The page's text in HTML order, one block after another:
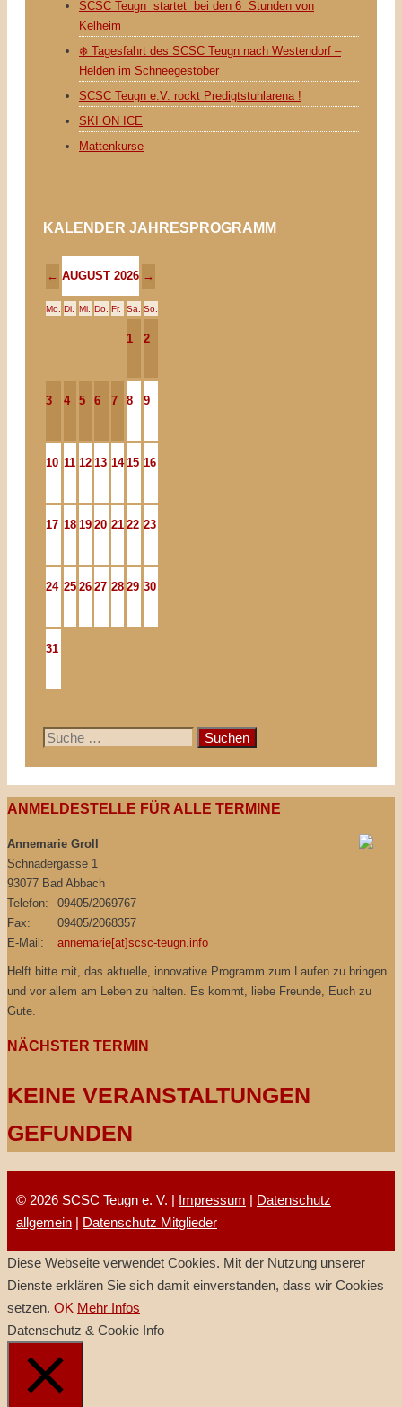
SCSC Teugn startet bei den 6 Stunden von
Kelheim
❄️ Tagesfahrt des SCSC Teugn nach Westendorf –
Helden im Schneegestöber
SCSC Teugn e.V. rockt Predigtstuhlarena !
SKI ON ICE
Mattenkurse
KALENDER JAHRESPROGRAMM
← AUGUST 2026 →
Mo. Di. Mi. Do. Fr. Sa. So.
1 2
3 4 5 6 7 8 9
10 11 12 13 14 15 16
17 18 19 20 21 22 23
24 25 26 27 28 29 30
31
Suche
ANMELDESTELLE FÜR ALLE TERMINE
Annemarie Groll
Schnadergasse 1
93077 Bad Abbach
Telefon:
09405/2069767
Fax:
09405/2068357
E-Mail:
annemarie[at]scsc-teugn.info
Helft bitte mit, das aktuelle, innovative Programm zum Laufen zu bringen
und vor allem am Leben zu halten. Es kommt, liebe Freunde, Euch zu
Gute.
NÄCHSTER TERMIN
KEINE VERANSTALTUNGEN
GEFUNDEN
© 2026 SCSC Teugn e. V. | Impressum | Datenschutz
allgemein | Datenschutz Mitglieder
Diese Webseite verwendet Cookies. Mit der Nutzung unserer
Dienste erklären Sie sich damit einverstanden, dass wir Cookies
setzen. OK Mehr Infos
Datenschutz & Cookie Info